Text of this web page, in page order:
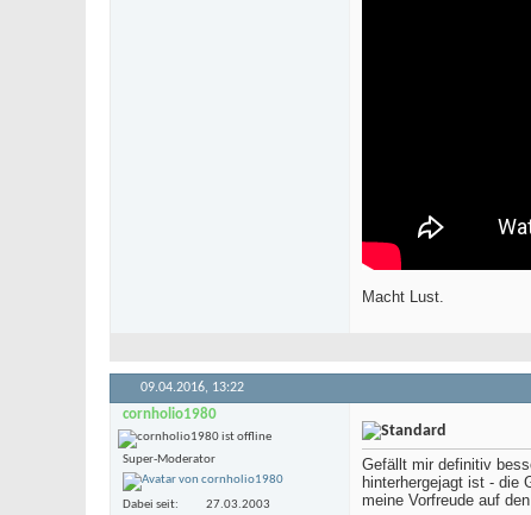
Macht Lust.
09.04.2016, 13:22
cornholio1980
Super-Moderator
Dabei seit
27.03.2003
Gefällt mir definitiv
hinterhergejagt ist - die
meine Vorfreude auf